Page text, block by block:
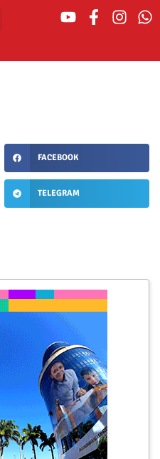
FACEBOOK
TELEGRAM